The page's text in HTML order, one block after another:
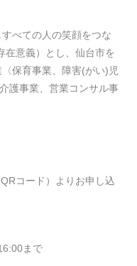
べての人の笑顔をつな
在意義）とし、仙台市を
保育事業、障害(がい)児
護事業、営業コンサル事
コード）よりお申し込
まで